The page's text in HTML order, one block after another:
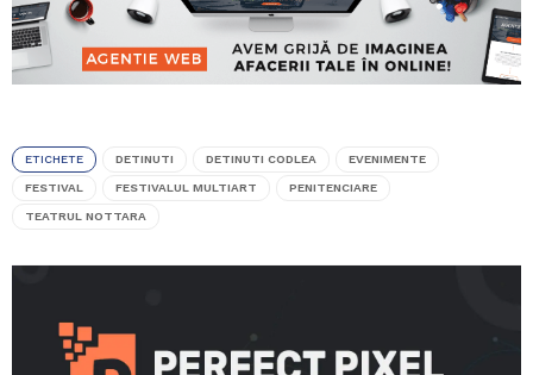
ETICHETE DETINUTI DETINUTI CODLEA EVENIMENTE
FESTIVAL FESTIVALUL MULTIART PENITENCIARE
TEATRUL NOTTARA